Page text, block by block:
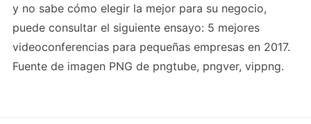
y no sabe cómo elegir la mejor para su negocio,
puede consultar el siguiente ensayo: 5 mejores
videoconferencias para pequeñas empresas en 2017.
Fuente de imagen PNG de pngtube, pngver, vippng.